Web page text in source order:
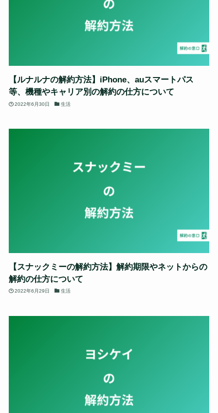
【ルナルナの解約方法】iPhone、auスマートパス
等、機種やキャリア別の解約の仕方について
2022年6月30日 生活
【スナックミーの解約方法】解約期限やネットからの
解約の仕方について
2022年6月29日 生活